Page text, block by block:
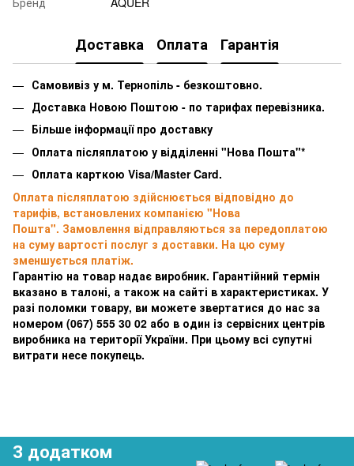
Доставка Оплата Гарантія
Самовивіз у м. Тернопіль - безкоштовно.
Доставка Новою Поштою - по тарифах перевізника.
Більше інформації про доставку
Оплата післяплатою у відділенні "Нова Пошта"*
Оплата карткою Visa/Master Card.
Оплата післяплатою здійснюється відповідно до
тарифів, встановлених компанією "Нова
Пошта". Замовлення відправляються за передоплатою
на суму вартості послуг з доставки. На цю суму
зменшується платіж.
Гарантію на товар надає виробник. Гарантійний термін
вказано в талоні, а також на сайті в характеристиках. У
разі поломки товару, ви можете звертатися до нас за
номером (067) 555 30 02 або в один із сервісних центрів
виробника на території України. При цьому всі супутні
витрати несе покупець.
З додатком